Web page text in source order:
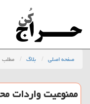
صفحه اصلی بلاگ مطلب
ممنوعیت واردات